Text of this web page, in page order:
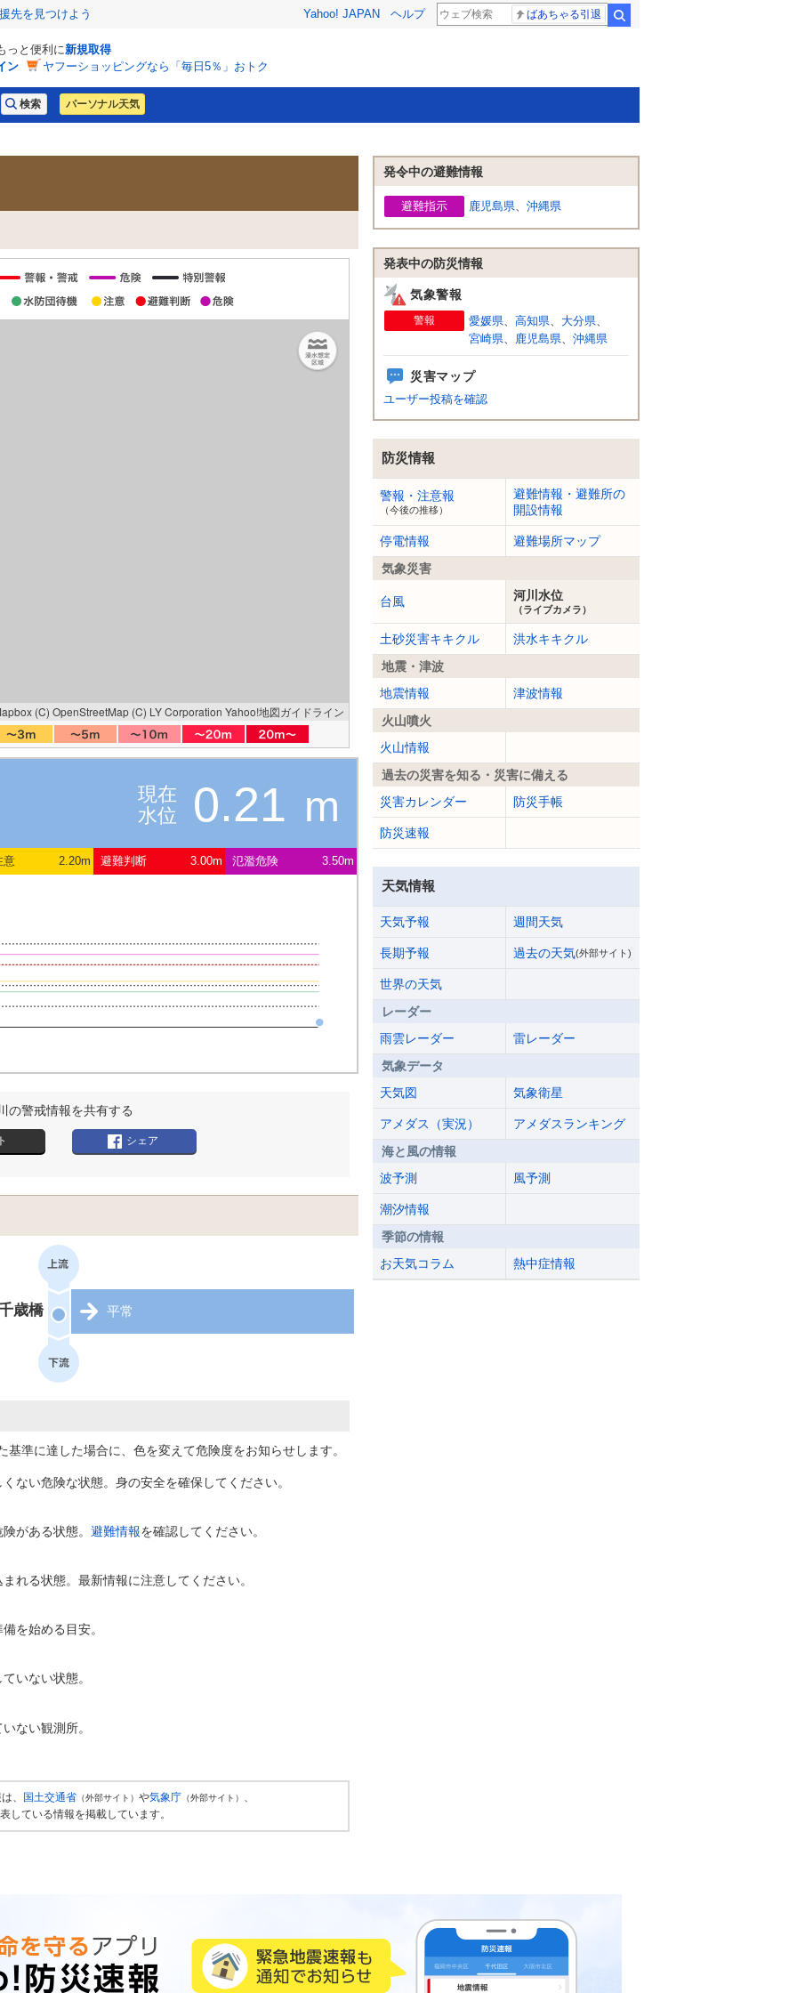
先を見つけよう Yahoo! JAPAN ヘルプ ばあちゃる引退
っと便利に新規取得
ン
ヤフーショッピングなら「毎日5％」おトク
パーソナル天気
(C) OpenStreetMap (C) LY Corporation Yahoo!地図ガイドライン
現在
水位
0.21 m
意 2.20m 避難判断 3.00m 氾濫危険 3.50m
の警戒情報を共有する
シェア
歳橋 平常
準に達した場合に、色を変えて危険度をお知らせします。
ない危険な状態。身の安全を確保してください。
がある状態。 避難情報を確認してください。
れる状態。最新情報に注意してください。
を始める目安。
いない状態。
ない観測所。
、 国土交通省 （外部サイト） や気象庁 （外部サイト） 、
している情報を掲載しています。
発令中の避難情報
避難指示 鹿児島県、 沖縄県
発表中の防災情報
気象警報
警報 愛媛県、 高知県、 大分県、
宮崎県、 鹿児島県、 沖縄県
災害マップ
ユーザー投稿を確認
防災情報
警報・注意報
（今後の推移）
避難情報・避難所の
開設情報
停電情報
避難場所マップ
気象災害
台風 河川水位
（ライブカメラ）
土砂災害キキクル
洪水キキクル
地震・津波
地震情報
津波情報
火山噴火
火山情報
過去の災害を知る・災害に備える
災害カレンダー
防災手帳
防災速報
天気情報
天気予報 週間天気
長期予報 過去の天気(外部サイト)
世界の天気
レーダー
雨雲レーダー
雷レーダー
気象データ
天気図
気象衛星
アメダス（実況）
アメダスランキング
海と風の情報
波予測
風予測
潮汐情報
季節の情報
お天気コラム
熱中症情報